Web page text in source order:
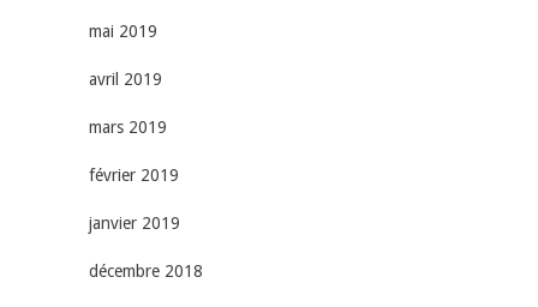
mai 2019
avril 2019
mars 2019
février 2019
janvier 2019
décembre 2018